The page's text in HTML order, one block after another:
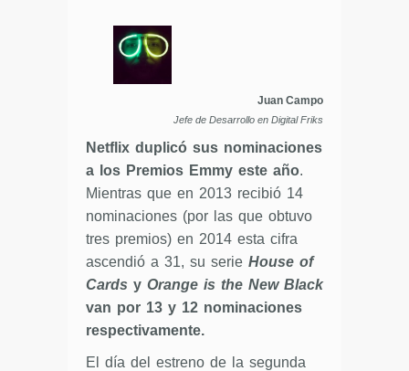
Juan Campo
Jefe de Desarrollo en Digital Friks
Netflix duplicó sus nominaciones
a los Premios Emmy este año.
Mientras que en 2013 recibió 14
nominaciones (por las que obtuvo
tres premios) en 2014 esta cifra
ascendió a 31, su serie House of
Cards y Orange is the New Black
van por 13 y 12 nominaciones
respectivamente.
El día del estreno de la segunda